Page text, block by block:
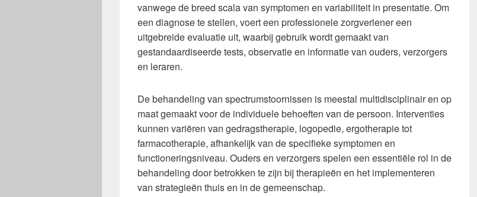
vanwege de breed scala van symptomen en variabiliteit in presentatie. Om
een diagnose te stellen, voert een professionele zorgverlener een
uitgebreide evaluatie uit, waarbij gebruik wordt gemaakt van
gestandaardiseerde tests, observatie en informatie van ouders, verzorgers
en leraren.
De behandeling van spectrumstoornissen is meestal multidisciplinair en op
maat gemaakt voor de individuele behoeften van de persoon. Interventies
kunnen variëren van gedragstherapie, logopedie, ergotherapie tot
farmacotherapie, afhankelijk van de specifieke symptomen en
functioneringsniveau. Ouders en verzorgers spelen een essentiële rol in de
behandeling door betrokken te zijn bij therapieën en het implementeren
van strategieën thuis en in de gemeenschap.